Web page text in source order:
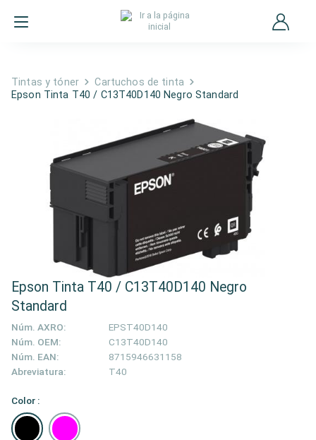
Tintas y tóner
Cartuchos de tinta
Epson Tinta T40 / C13T40D140 Negro Standard
Epson Tinta T40 / C13T40D140 Negro
Standard
Núm. AXRO:
EPST40D140
Núm. OEM:
C13T40D140
Núm. EAN:
8715946631158
Abreviatura:
T40
Color :